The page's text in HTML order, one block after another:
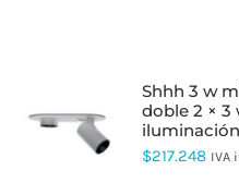
ESTE
PRODUCTO
shhh 3 w micro bi – empotrable mini
doble 2 × 3
iluminación
$217.248 IVA